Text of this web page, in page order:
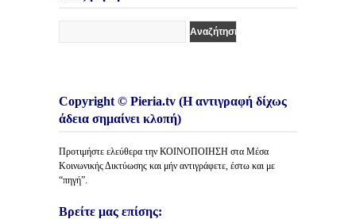
Copyright © Pieria.tv (Η αντιγραφή δίχως
άδεια σημαίνει κλοπή)
Προτιμήστε ελεύθερα την ΚΟΙΝΟΠΟΙΗΣΗ στα Μέσα
Κοινωνικής Δικτύωσης και μήν αντιγράφετε, έστω και με
“πηγή”.
Βρείτε μας επίσης: